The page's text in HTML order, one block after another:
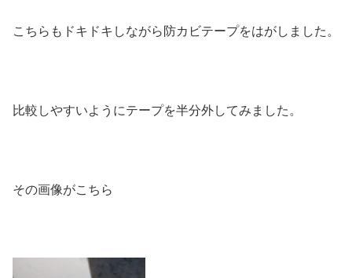
こちらもドキドキしながら防カビテープをはがしました。
比較しやすいようにテープを半分外してみました。
その画像がこちら